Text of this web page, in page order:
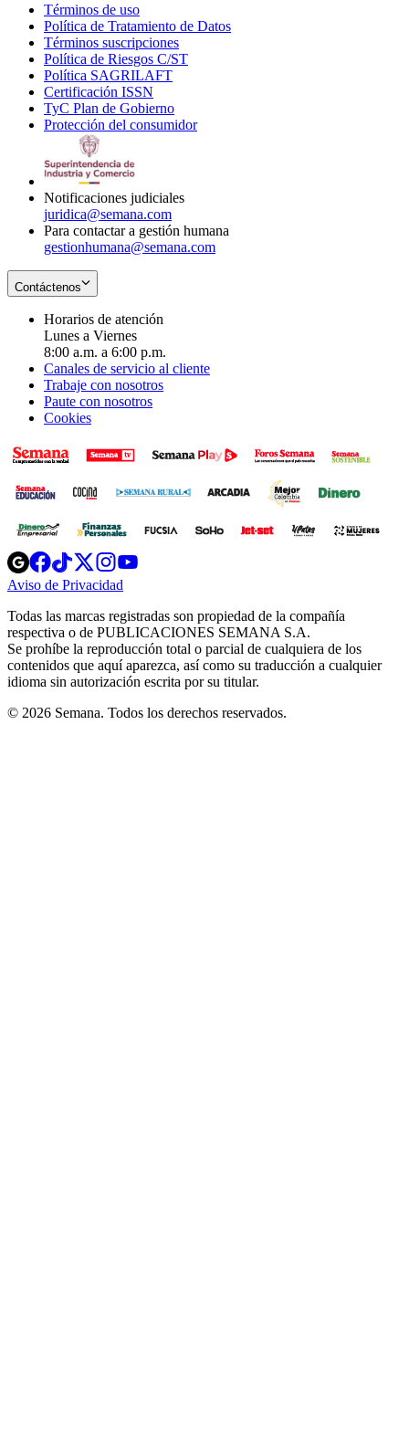
Términos de uso
in
new
window
Política de Tratamiento de Datos
Términos suscripciones
in
Política de Riesgos C/ST
Política SAGRILAFT
new
window
Certificación ISSN
in
new
TyC Plan de Gobierno
in
Protección del consumidorOpens
Notificaciones judiciales
juridica@semana.com
Para contactar a gestión humana
gestionhumana@semana.com
Contáctenos
Horarios de atención
Lunes a Viernes
8:00 a.m. a 6:00 p.m.
Canales de servicio al cliente
Trabaje con nosotros
Paute con nosotros
Cookies
Opens
in
new
Opens
in
new
Opens
in
new
window
Opens
new
windowwindow
Aviso de Privacidad
new
window
Todas las marcas registradas son propiedad de la compañía
respectiva o de PUBLICACIONES SEMANA S.A.
Se prohíbe la reproducción total o parcial de cualquiera de los
contenidos que aquí aparezca, así como su traducción a cualquier
idioma sin autorización escrita por su titular.
© 2026 Semana. Todos los derechos reservados.